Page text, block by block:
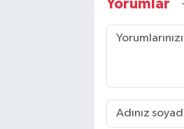
Yorumlar